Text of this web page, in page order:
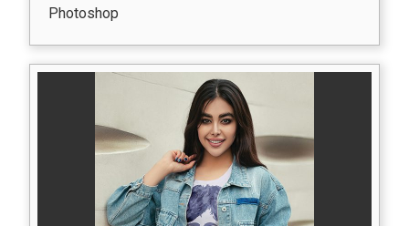
Photoshop